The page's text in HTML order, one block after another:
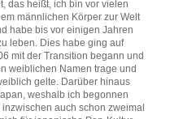
das heißt, ich bin vor vielen
männlichen Körper zur Welt
habe bis vor einigen Jahren
leben. Dies habe ging auf
mit der Transition begann und
weiblichen Namen trage und
gelte. Darüber hinaus
weshalb ich begonnen
auch schon zweimal